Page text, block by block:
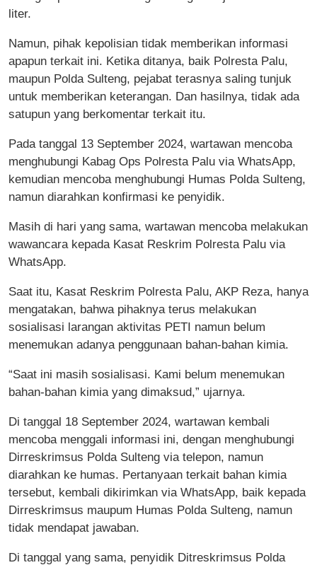
liter.
Namun, pihak kepolisian tidak memberikan informasi
apapun terkait ini. Ketika ditanya, baik Polresta Palu,
maupun Polda Sulteng, pejabat terasnya saling tunjuk
untuk memberikan keterangan. Dan hasilnya, tidak ada
satupun yang berkomentar terkait itu.
Pada tanggal 13 September 2024, wartawan mencoba
menghubungi Kabag Ops Polresta Palu via WhatsApp,
kemudian mencoba menghubungi Humas Polda Sulteng,
namun diarahkan konfirmasi ke penyidik.
Masih di hari yang sama, wartawan mencoba melakukan
wawancara kepada Kasat Reskrim Polresta Palu via
WhatsApp.
Saat itu, Kasat Reskrim Polresta Palu, AKP Reza, hanya
mengatakan, bahwa pihaknya terus melakukan
sosialisasi larangan aktivitas PETI namun belum
menemukan adanya penggunaan bahan-bahan kimia.
“Saat ini masih sosialisasi. Kami belum menemukan
bahan-bahan kimia yang dimaksud,” ujarnya.
Di tanggal 18 September 2024, wartawan kembali
mencoba menggali informasi ini, dengan menghubungi
Dirreskrimsus Polda Sulteng via telepon, namun
diarahkan ke humas. Pertanyaan terkait bahan kimia
tersebut, kembali dikirimkan via WhatsApp, baik kepada
Dirreskrimsus maupum Humas Polda Sulteng, namun
tidak mendapat jawaban.
Di tanggal yang sama, penyidik Ditreskrimsus Polda